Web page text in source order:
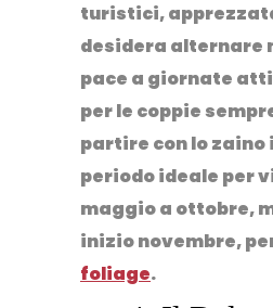
turistici,
desidera alternare
pace a giornate
per le coppie
partire con lo zaino
periodo ideale per
maggio a ottobre,
inizio novembre,
foliage.